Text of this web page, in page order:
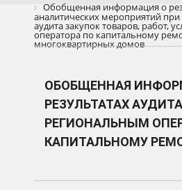
Обобщенная информация о
аналитических мероприятий
аудита закупок товаров, работ,
оператора по капитальному
многоквартирных домов
ОБОБЩЕННАЯ
РЕЗУЛЬТАТАХ
РЕГИОНАЛЬНЫМ
КАПИТАЛЬНОМУ